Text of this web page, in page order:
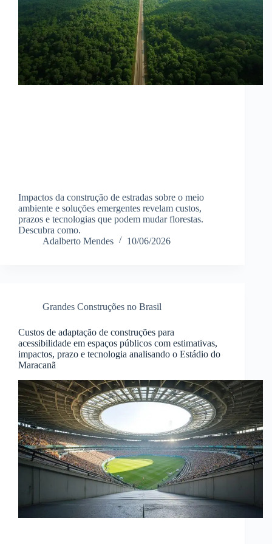
Impactos da construção de estradas sobre o meio
ambiente e soluções emergentes revelam custos,
prazos e tecnologias que podem mudar florestas.
Descubra como.
Adalberto Mendes
10/06/2026
Grandes Construções no Brasil
Custos de adaptação de construções para
acessibilidade em espaços públicos com estimativas,
impactos, prazo e tecnologia analisando o Estádio do
Maracanã